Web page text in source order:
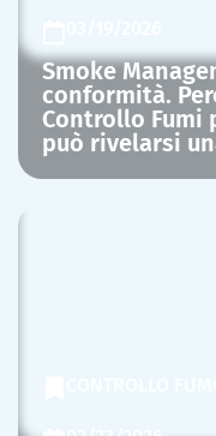
Smoke
conformità.
Controllo Fumi
può rivelarsi